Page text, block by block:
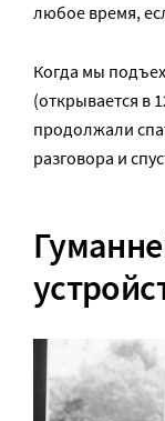
любое время,
Когда мы
(открывается в
продолжали
разговора и